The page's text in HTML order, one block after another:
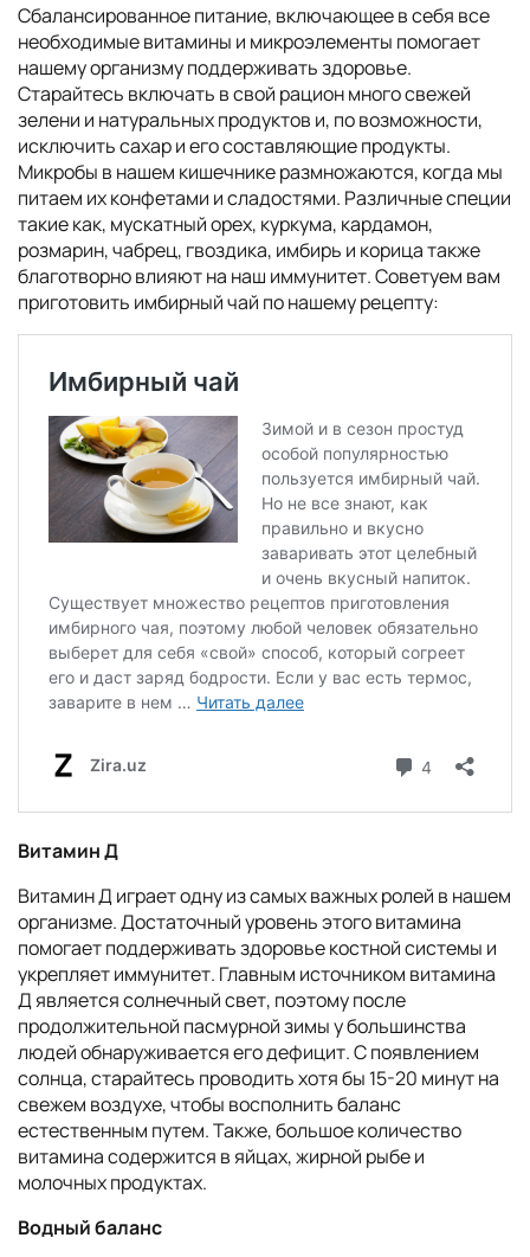
Сбалансированное питание, включающее в себя все
необходимые витамины и микроэлементы помогает
нашему организму поддерживать здоровье.
Старайтесь включать в свой рацион много свежей
зелени и натуральных продуктов и, по возможности,
исключить сахар и его составляющие продукты.
Микробы в нашем кишечнике размножаются, когда мы
питаем их конфетами и сладостями. Различные специи
такие как, мускатный орех, куркума, кардамон,
розмарин, чабрец, гвоздика, имбирь и корица также
благотворно влияют на наш иммунитет. Советуем вам
приготовить имбирный чай по нашему рецепту:
Витамин Д
Витамин Д играет одну из самых важных ролей в нашем
организме. Достаточный уровень этого витамина
помогает поддерживать здоровье костной системы и
укрепляет иммунитет. Главным источником витамина
Д является солнечный свет, поэтому после
продолжительной пасмурной зимы у большинства
людей обнаруживается его дефицит. С появлением
солнца, старайтесь проводить хотя бы 15-20 минут на
свежем воздухе, чтобы восполнить баланс
естественным путем. Также, большое количество
витамина содержится в яйцах, жирной рыбе и
молочных продуктах.
Водный баланс